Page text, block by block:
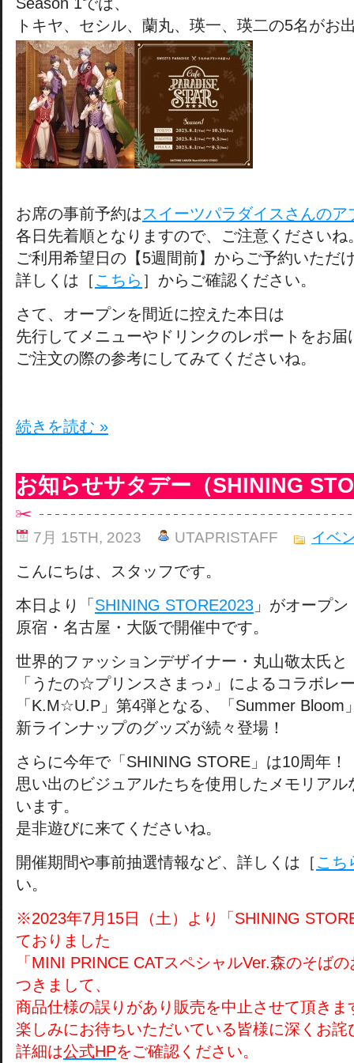
トキヤ、セシル、蘭丸、瑛一、瑛二の5名がお
お席の事前予約は スイーツパラダイスさんのア
各日先着順となりますので、ご注意くださいね
ご利用希望日の【5週間前】からご予約いただ
詳しくは［ こちら ］からご確認ください。
さて、オープンを間近に控えた本日は
先行してメニューやドリンクのレポートをお届
ご注文の際の参考にしてみてくださいね。
続きを読む »
お知らせサタデー（SHINING
7月 15TH, 2023 UTAPRISTAFF イベ
こんにちは、スタッフです。
本日より「 SHINING STORE2023 」がオープン
原宿・名古屋・大阪で開催中です。
世界的ファッションデザイナー・丸山敬太氏と
「うたの☆プリンスさまっ♪」によるコラボレ
「K.M☆U.P」第4弾となる、「Summer Bloom
新ラインナップのグッズが続々登場！
さらに今年で「SHINING STORE」は10周年！
思い出のビジュアルたちを使用したメモリア
います。
是非遊びに来てくださいね。
開催期間や事前抽選情報など、詳しくは［ こち
い。
※2023年7月15日（土）より「SHINING
ておりました
「MINI PRINCE CATスペシャルVer.森のそば
つきまして、
商品仕様の誤りがあり販売を中止させて頂きま
楽しみにお待ちいただいている皆様に深くお詫
詳細は公式HPをご確認ください。